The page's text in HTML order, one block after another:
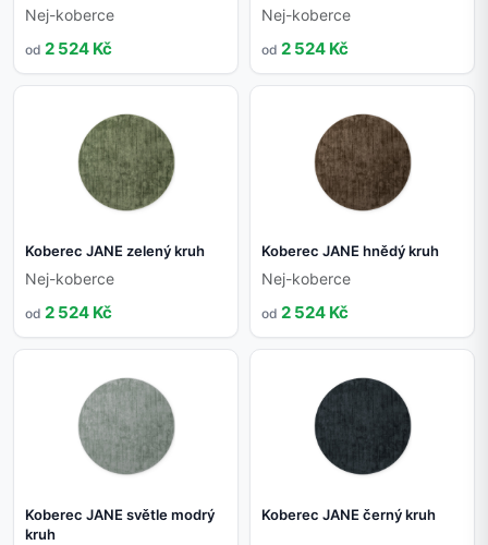
Nej-koberce
od 2 524 Kč
Nej-koberce
od 2 524 Kč
Koberec JANE zelený kruh
Nej-koberce
od 2 524 Kč
Koberec JANE hnědý kruh
Nej-koberce
od 2 524 Kč
Koberec JANE světle modrý
kruh
Koberec JANE černý kruh